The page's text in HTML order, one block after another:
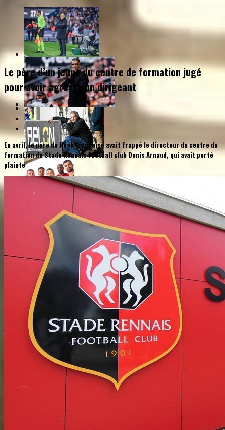
Le père d’un jeune du centre de formation jugé
pour avoir agressé un dirigeant
En avril, le père de Noah Françoise avait frappé le directeur du centre de
formation du Stade Rennais Football club Denis Arnaud, qui avait porté
plainte